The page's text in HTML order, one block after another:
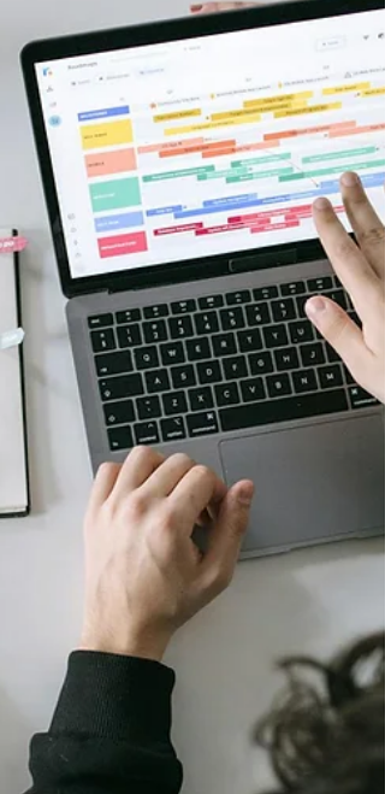
Recentemente, São Paulo foi palco da
inauguração da Community Creators Academy,
uma instituição com uma proposta inovadora:
formar influenciadores digitais. Com uma
estrutura impressionante, a academia oferece
cursos que visam capacitar os alunos a se
destacarem no mundo da criação de conteúdo
para a internet.